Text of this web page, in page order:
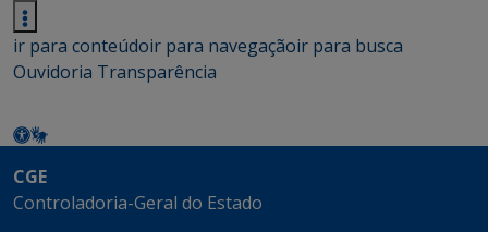
ir para conteúdoir para navegaçãoir para busca
Ouvidoria Transparência
CGE
Controladoria-Geral do Estado